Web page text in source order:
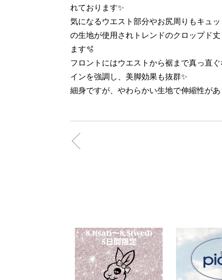
れております✨
気になるウエスト部分やお尻周りもキュ
の生地が使用されトレンドのクロップド
ます🫧
フロントにはウエストから裾まで真っ直
インを強調し、美脚効果も抜群✨
細身ですが、やわらかい生地で伸縮性が